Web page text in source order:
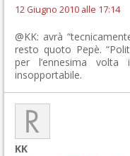
12 Giugno 2010 alle 17:14
@KK: avrà
resto quoto Pepè.
per l’ennesima
insopportabile.
KK